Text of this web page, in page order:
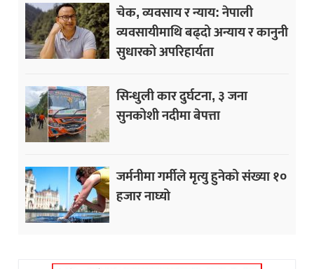
चेक, व्यवसाय र न्याय: नेपाली
व्यवसायीमाथि बढ्दो अन्याय र कानुनी
सुधारको अपरिहार्यता
सिन्धुली कार दुर्घटना, ३ जना
सुनकोशी नदीमा बेपत्ता
जर्मनीमा गर्मीले मृत्यु हुनेको संख्या १०
हजार नाघ्यो